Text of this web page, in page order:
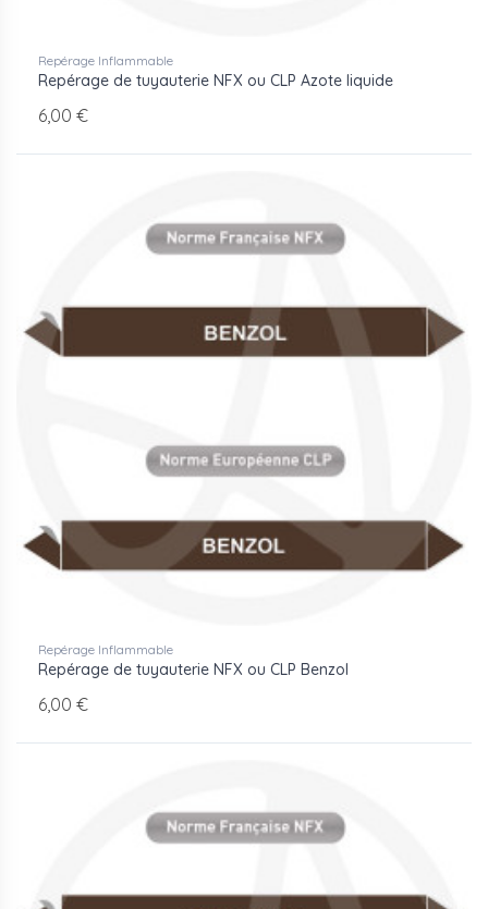
Repérage Inflammable
Repérage de tuyauterie NFX ou CLP Azote liquide
6,00 €
Repérage Inflammable
Repérage de tuyauterie NFX ou CLP Benzol
6,00 €